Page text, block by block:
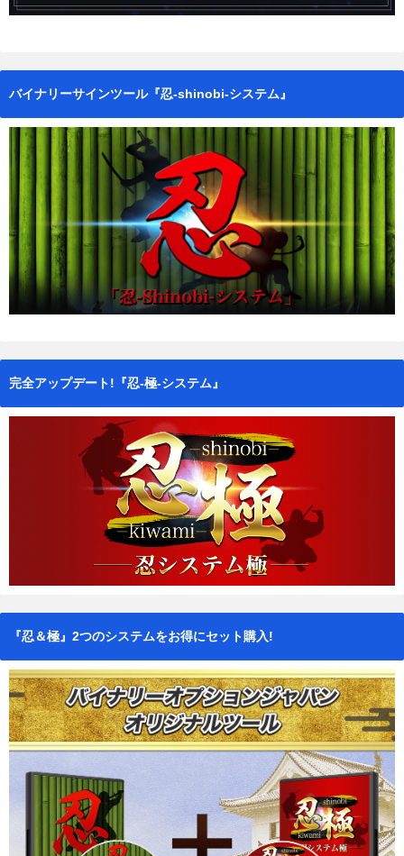
バイナリーサインツール『忍-shinobi-システム』
完全アップデート!『忍-極-システム』
『忍＆極』2つのシステムをお得にセット購入!